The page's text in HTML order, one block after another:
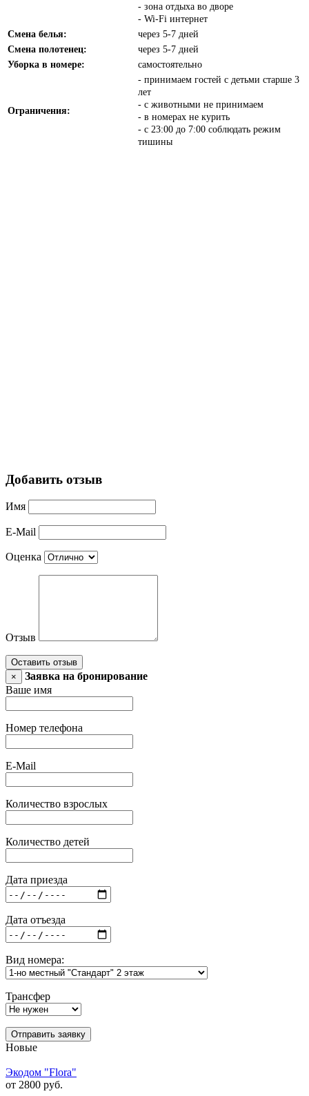
- зона отдыха во дворе
- Wi-Fi интернет
Смена белья:
через 5-7 дней
Смена полотенец:
через 5-7 дней
Уборка в номере:
самостоятельно
Ограничения:
- принимаем гостей с детьми старше 3
лет
- с животными не принимаем
- в номерах не курить
- с 23:00 до 7:00 соблюдать режим
тишины
Добавить отзыв
Имя
E-Mail
Оценка
Отзыв
Оставить отзыв
×
Заявка на бронирование
Ваше имя
Номер телефона
E-Mail
Количество взрослых
Количество детей
Дата приезда
Дата отъезда
Вид номера:
Трансфер
Отправить заявку
Новые
Экодом "Flora"
от 2800 руб.